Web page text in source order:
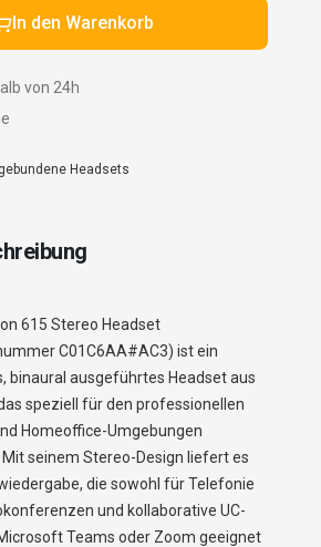
In den Warenkorb
von 24h
Headsets
615 Stereo Headset
C01C6AA#AC3) ist ein
binaural ausgeführtes Headset aus
speziell für den professionellen
Homeoffice-Umgebungen
seinem Stereo-Design liefert es
die sowohl für Telefonie
und kollaborative UC-
Teams oder Zoom geeignet